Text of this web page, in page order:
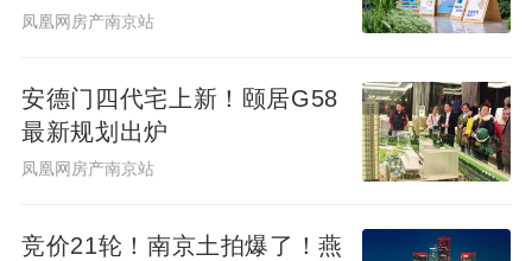
群新样本
凤凰网房产南京站
安德门四代宅上新！颐居G58
最新规划出炉
凤凰网房产南京站
竞价21轮！南京土拍爆了！燕